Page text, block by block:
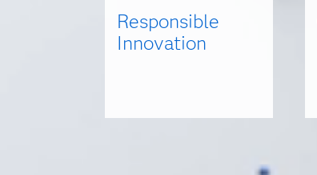
Responsible
Innovation